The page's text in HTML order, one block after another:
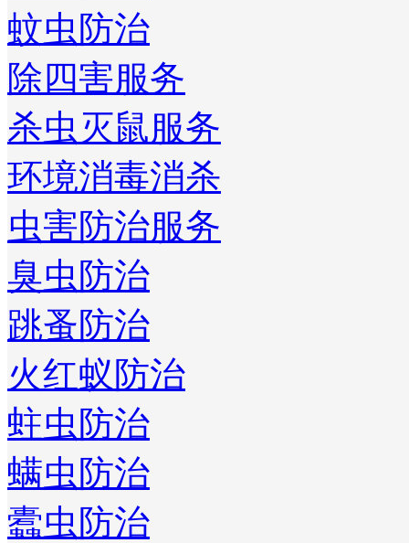
蚊虫防治
除四害服务
杀虫灭鼠服务
环境消毒消杀
虫害防治服务
臭虫防治
跳蚤防治
火红蚁防治
蛀虫防治
螨虫防治
蠹虫防治